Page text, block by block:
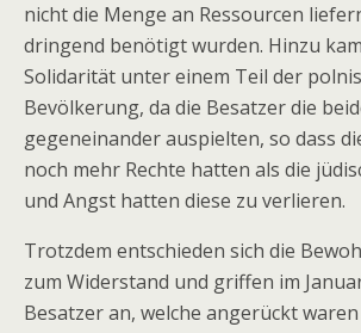
nicht die Menge an Ressourcen
dringend benötigt wurden. Hinzu
Solidarität unter einem Teil der
Bevölkerung, da die Besatzer die
gegeneinander auspielten, so dass
noch mehr Rechte hatten als die
und Angst hatten diese zu verlieren.
Trotzdem entschieden sich die
zum Widerstand und griffen im
Besatzer an, welche angerückt